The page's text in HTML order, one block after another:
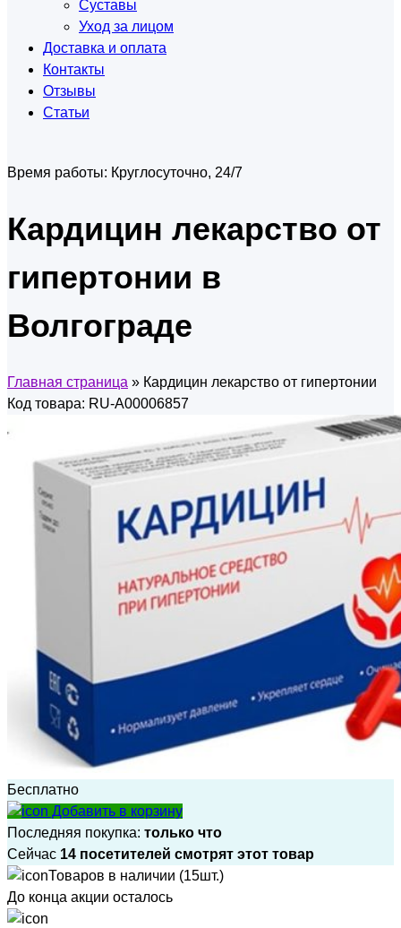
Суставы
Уход за лицом
Доставка и оплата
Контакты
Отзывы
Статьи
Время работы: Круглосуточно, 24/7
Кардицин лекарство от
гипертонии в
Волгограде
Главная страница » Кардицин лекарство от гипертонии
Код товара: RU-A00006857
Бесплатно
Добавить в корзину
Последняя покупка: только что
Сейчас 14 посетителей смотрят этот товар
Товаров в наличии (15шт.)
До конца акции осталось